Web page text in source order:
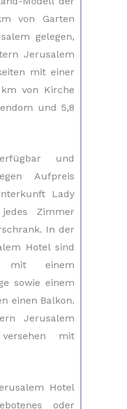
von Garten
gelegen,
Jerusalem
mit einer
von Kirche
und 5,8
und
Aufpreis
Lady
Zimmer
In der
Hotel sind
mit einem
sowie einem
einen Balkon.
Jerusalem
mit
Hotel
oder